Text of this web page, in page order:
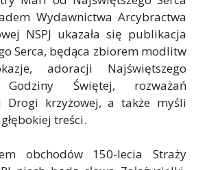
Wydawnictwa Arcybractwa
NSPJ ukazała się publikacja
Serca, będąca zbiorem modlitw
adoracji Najświętszego
Godziny Świętej, rozważań
Drogi krzyżowej, a także myśli
treści.
obchodów 150-lecia Straży